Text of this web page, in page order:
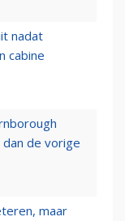
nadat
cabine
de vorige
maar